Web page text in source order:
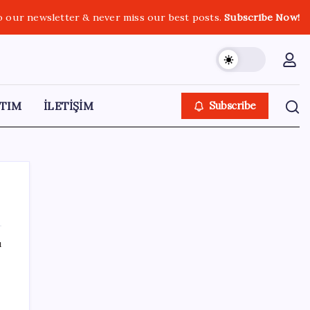
our newsletter & never miss our best posts.Subscribe Now!
İLETİŞİM Subscribe